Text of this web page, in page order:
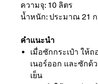
ความจุ: 10 ลิตร
น้ำหนัก: ประมาณ 21
คำแนะนำ
เมื่อซักกระเป๋า ให้ถ
เนอร์ออก และซักด้
เย็น